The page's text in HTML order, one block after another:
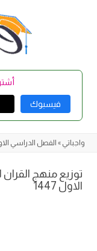
فيسبوك
واجباتي » الفصل الدراسي
توزيع منهج
الاول 1447